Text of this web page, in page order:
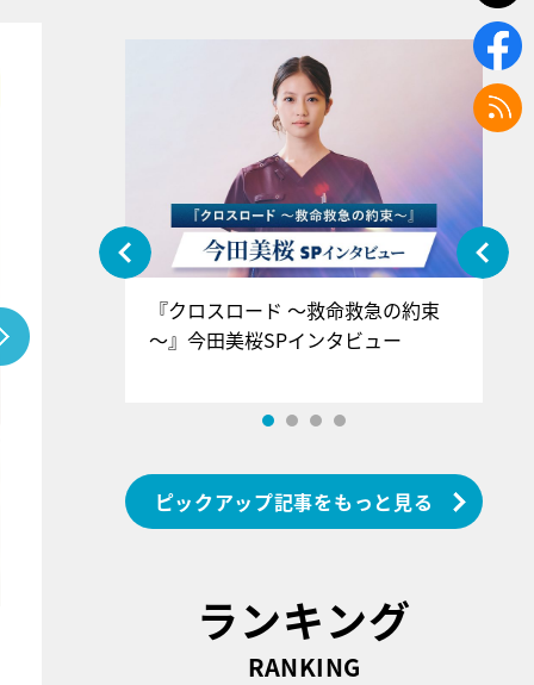
』＝LOV
インタ
『クロスロード ～救命救急の約束
～』今田美桜SPインタビュー
ピックアップ記事をもっと見る
ランキング
RANKING